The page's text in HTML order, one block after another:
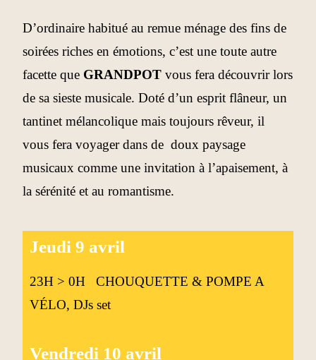
D’ordinaire habitué au remue ménage des fins de
soirées riches en émotions, c’est une toute autre
facette que GRANDPOT vous fera découvrir lors
de sa sieste musicale. Doté d’un esprit flâneur, un
tantinet mélancolique mais toujours rêveur, il
vous fera voyager dans de doux paysage
musicaux comme une invitation à l’apaisement, à
la sérénité et au romantisme.
Jeudi 9 avril
23H > 0H CHOUQUETTE & POMPE A
VÉLO, DJs set
Vendredi 10 avril